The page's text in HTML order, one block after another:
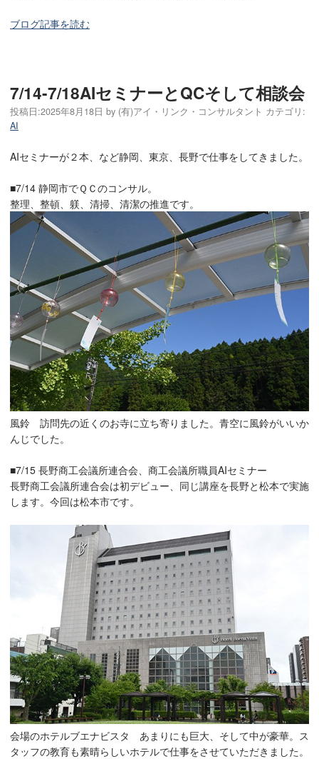
ブログ記事を読む
7/14-7/18AIセミナーとQCそして相談会
投稿日:2025年8月18日 by (有)アイ・リンク・コンサルタント カテゴリ:
AI
AIセミナーが２本、など静岡、東京、長野で仕事をしてきました。
■7/14 静岡市でＱＣのコンサル。
整理、整頓、躾、清掃、清潔の推進です。
風鈴 訪問先の近くのお寺に立ち寄りました。青空に風鈴がいいか
んじでした。
■7/15 長野商工会議所連合会、商工会議所職員AIセミナー
長野商工会議所連合会は初デビュー、同じ講座を長野と松本で実施
します。今回は松本市です。
会場のホテルブエナビスタ あまりにも巨大、そして中が豪華。ス
タッフの教育も素晴らしいホテルで仕事をさせていただきました。